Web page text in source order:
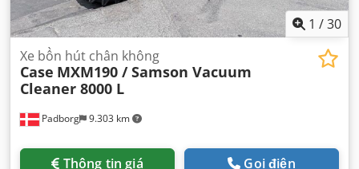
1 /30
Padborg 9.303 km
Xe bồn hút chân không
Case MXM190 / Samson Vacuum
Cleaner 8000 L
Thông tin giá Gọi điện